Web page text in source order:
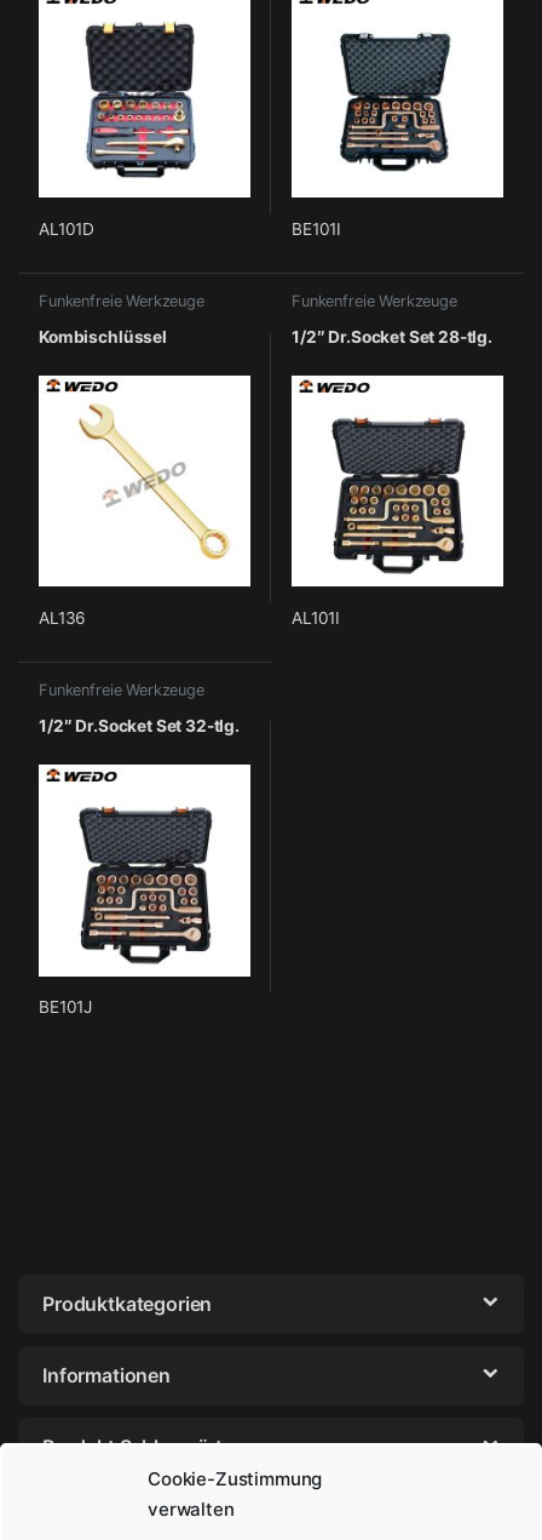
Cookie-Zustimmung
verwalten
AL101D BE101I
Funkenfreie Werkzeuge
Kombischlüssel
AL136
Funkenfreie Werkzeuge
1/2″ Dr.Socket Set 28-tlg.
AL101I
Funkenfreie Werkzeuge
1/2″ Dr.Socket Set 32-tlg.
BE101J
Produktkategorien
Informationen
Produkt Schlagwörter